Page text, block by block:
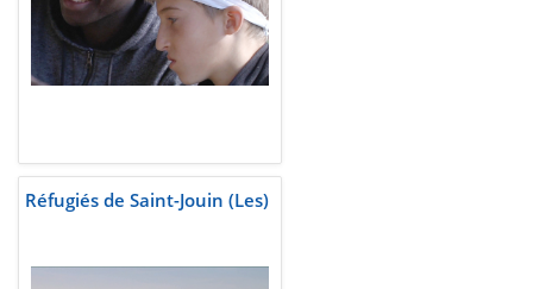
Réfugiés de Saint-Jouin (Les)